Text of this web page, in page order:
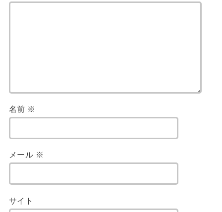
名前 ※
メール ※
サイト